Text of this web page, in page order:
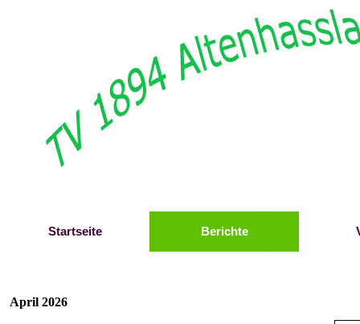
Startseite Berichte
April 2026